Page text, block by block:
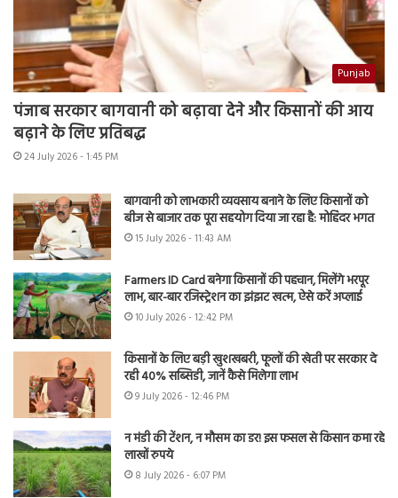
Punjab
पंजाब सरकार बागवानी को बढ़ावा देने और किसानों की आय
बढ़ाने के लिए प्रतिबद्ध
24 July 2026 - 1:45 PM
बागवानी को लाभकारी व्यवसाय बनाने के लिए किसानों को
बीज से बाजार तक पूरा सहयोग दिया जा रहा है: मोहिंदर भगत
15 July 2026 - 11:43 AM
Farmers ID Card बनेगा किसानों की पहचान, मिलेंगे भरपूर
लाभ, बार-बार रजिस्ट्रेशन का झंझट खत्म, ऐसे करें अप्लाई
10 July 2026 - 12:42 PM
किसानों के लिए बड़ी खुशखबरी, फूलों की खेती पर सरकार दे
रही 40% सब्सिडी, जानें कैसे मिलेगा लाभ
9 July 2026 - 12:46 PM
न मंडी की टेंशन, न मौसम का डर! इस फसल से किसान कमा रहे
लाखों रुपये
8 July 2026 - 6:07 PM